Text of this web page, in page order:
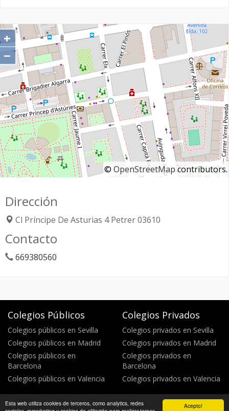
Acepto!
Esta web utiliza cookies de terceros, como analytics, redes
+
−
© OpenStreetMapcontributors.
Dirección
Cl Príncipe De Asturias 4Petrer03610
Contacto
669380560
Colegios Públicos
Colegios públicos en Sevilla
Colegios públicos en Madrid
Colegios públicos en
Barcelona
Colegios públicos en Valencia
Colegios Privados
Colegios privados en Sevilla
Colegios privados en Madrid
Colegios privados en
Barcelona
Colegios privados en Valencia
Política de privacidad Política de cookies